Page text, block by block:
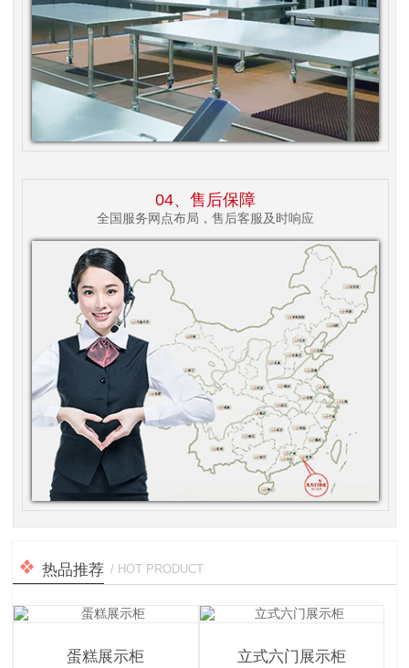
04、售后保障
全国服务网点布局，售后客服及时响应
热品推荐 / HOT PRODUCT
蛋糕展示柜 立式六门展示柜